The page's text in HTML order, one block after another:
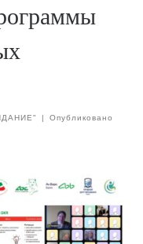
|
Опубликовано